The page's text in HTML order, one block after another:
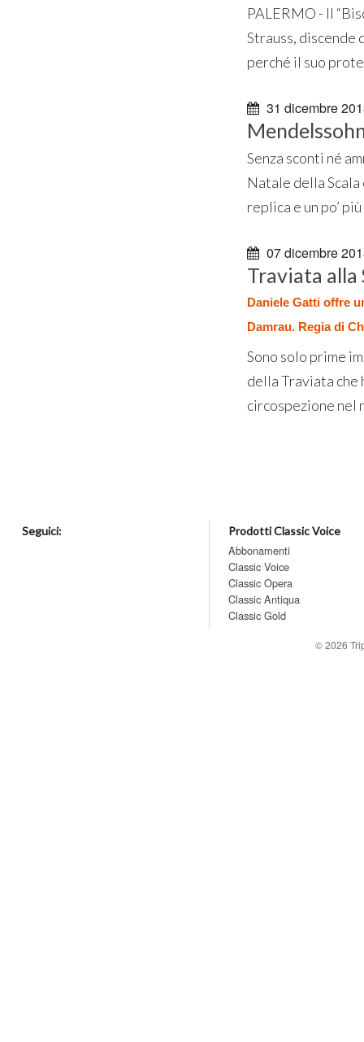
PALERMO - ll
Strauss, discende
perché il suo
31 dicembre
Senza sconti né
Natale della
replica e un po’
07 dicembre
Traviata alla
Daniele Gatti offre
Damrau. Regia di
Sono solo prime
della Traviata che
circospezione nel
Seguici: Prodotti Classic Voice
Abbonamenti
Classic Voice
Classic Opera
Classic Antiqua
Classic Gold
© 2026